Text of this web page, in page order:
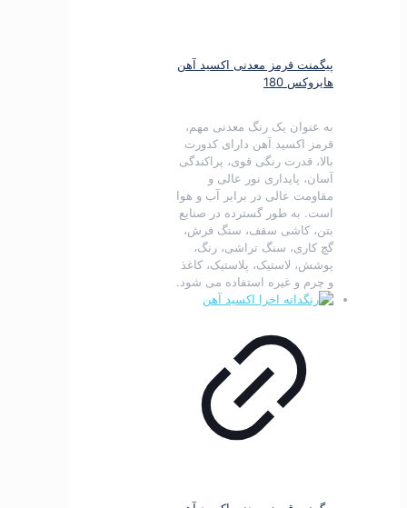
پیگمنت قرمز معدنی اکسید آهن
هایروکس 180
به عنوان یک رنگ معدنی مهم،
قرمز اکسید آهن دارای کدورت
بالا، قدرت رنگی قوی، پراکندگی
آسان، پایداری نور عالی و
مقاومت عالی در برابر آب و هوا
است. به طور گسترده در صنایع
بتن، کاشی سقف، سنگ فرش،
گچ کاری، سنگ تراشی، رنگ،
پوشش، لاستیک، پلاستیک، کاغذ
و چرم و غیره استفاده می شود.